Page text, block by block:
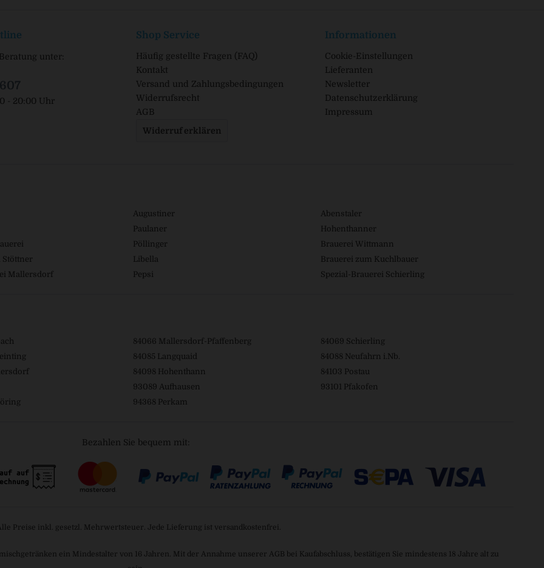
unter:
- 20:00 Uhr
Shop Service
Häufig gestellte Fragen (FAQ)
Kontakt
Versand und Zahlungsbedingungen
Widerrufsrecht
AGB
Widerruf erklären
Informationen
Cookie-Einstellungen
Lieferanten
Newsletter
Datenschutzerklärung
Impressum
Augustiner
Abenstaler
Paulaner
Hohenthanner
Pöllinger
Brauerei Wittmann
Libella
Brauerei zum Kuchlbauer
Mallersdorf
Pepsi Spezial-Brauerei Schierling
84066 Mallersdorf-Pfaffenberg
84069 Schierling
84085 Langquaid
84088 Neufahrn i.Nb.
84098 Hohenthann
84103 Postau
93089 Aufhausen
93101 Pfakofen
94368 Perkam
Bezahlen Sie bequem mit:
Preise inkl. gesetzl. Mehrwertsteuer. Jede Lieferung ist versandkostenfrei.
ein Mindestalter von 16 Jahren. Mit der Annahme unserer AGB bei Kaufabschluss, bestätigen Sie mindestens 18 Jahre alt zu